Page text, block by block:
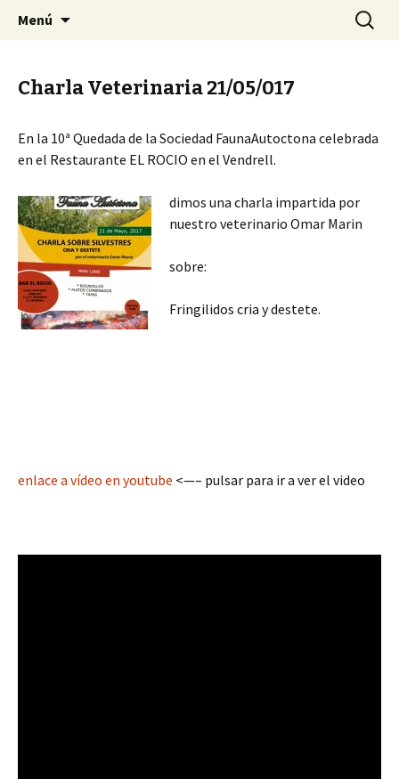
My CMS
Tu Sociedad
Menú Buscar:
Charla Veterinaria 21/05/017
En la 10ª Quedada de la Sociedad FaunaAutoctona celebrada
en el Restaurante EL ROCIO en el Vendrell.
dimos una charla impartida por
nuestro veterinario Omar Marin
sobre:
Fringilidos cria y destete.
enlace a vídeo en youtube <—– pulsar para ir a ver el video